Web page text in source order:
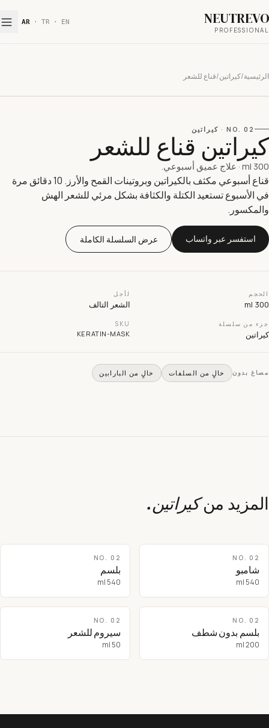
EN
TR
·
AR
/كيراتين/قناع للشعر
NO. 02
· كيراتين
قناع للشعر
300
·علاج عميق أسبوعي.
قناع أسبوعي مكثف بالكيراتين وبروتينات القمح والأرز. 10 دقائق مرة
الأسبوع تستعيد الكتلة والكثافة بشكل مرئي للشعر الهش
استفسر عبر واتساب عرض السلسلة الكاملة
300
لأجل
الشعر التالف
من سلسلة SKU
KERATIN-MASK
بدون خالٍ من السلفات خالٍ من البارابين
منكيراتين.
NO. 02
شامبو
540 ml
NO. 02
بلسم
540 ml
NO. 02
بلسم بدون شطف
200 ml
NO. 02
سيروم للشعر
50 ml